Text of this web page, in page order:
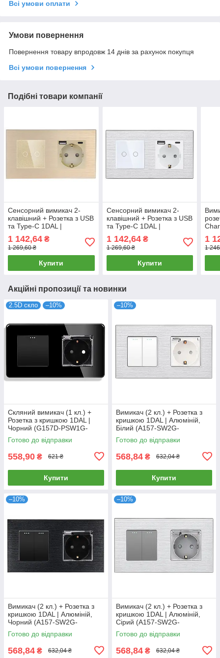
Всі умови оплати
Умови повернення
Повернення товару впродовж 14 днів за рахунок покупця
Всі умови повернення
Подібні товари компанії
Сенсорний вимикач 2-
клавішний + Розетка з USB
та Type-C 1DAL |
GSW2G-STUTC.GD)
1 142,64 ₴
1 269,60 ₴
Купити
Сенсорний вимикач 2-
клавішний + Розетка з USB
та Type-C 1DAL |
GSW2G-STUTC.WT)
1 142,64₴
1 269,60 ₴
Купити
1
1
Акційні пропозиції та новинки
2.5D скло –10%
Скляний вимикач (1 кл.) +
Розетка з кришкою 1DAL |
Чорний (G157D-PSW1G-
STCR.BL)
Готово до відправки
558,90 ₴ 621 ₴
Купити
–10%
Вимикач (2 кл.) + Розетка з
кришкою 1DAL | Алюміній,
Білий (A157-SW2G-
STCR.WT)
Готово до відправки
568,84 ₴ 632,04 ₴
Купити
–10%
Вимикач (2 кл.) + Розетка з
кришкою 1DAL | Алюміній,
Чорний (A157-SW2G-
STCR.BL)
Готово до відправки
568,84 ₴ 632,04 ₴
–10%
Вимикач (2 кл.) + Розетка з
кришкою 1DAL | Алюміній,
Сірий (A157-SW2G-
STCR.GR)
Готово до відправки
568,84 ₴ 632,04 ₴